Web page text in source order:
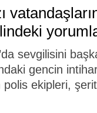
sevgilisini
gencin
ekipleri,